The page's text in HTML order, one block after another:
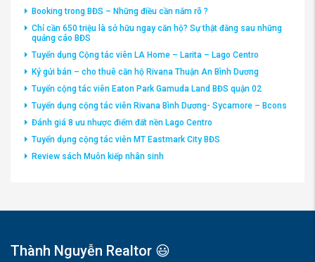
Booking trong BĐS – Những điều cần nắm rõ ?
Chỉ cần 650 triệu là sở hữu ngay căn hộ? Sự thật đằng sau những
quảng cáo BĐS
Tuyển dụng Cộng tác viên LA Home – Larita – Lago Centro
Ký gửi bán – cho thuê căn hộ Rivana Thuận An Bình Dương
Tuyển cộng tác viên Eaton Park Gamuda Land BĐS quận 02
Tuyển dụng cộng tác viên Rivana Bình Dương- Sycamore – Bcons
Đánh giá 8 ưu nhược điểm đất nền Lago Centro
Tuyển dụng cộng tác viên MT Eastmark City BĐS
Review sách Muôn kiếp nhân sinh
Thành Nguyễn Realtor 😃